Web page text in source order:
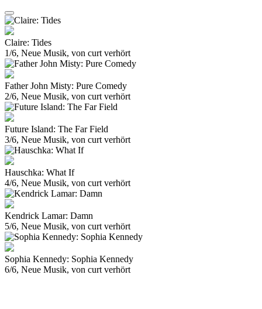
Claire: Tides
1/6, Neue Musik, von curt verhört
Father John Misty: Pure Comedy
2/6, Neue Musik, von curt verhört
Future Island: The Far Field
3/6, Neue Musik, von curt verhört
Hauschka: What If
4/6, Neue Musik, von curt verhört
Kendrick Lamar: Damn
5/6, Neue Musik, von curt verhört
Sophia Kennedy: Sophia Kennedy
6/6, Neue Musik, von curt verhört